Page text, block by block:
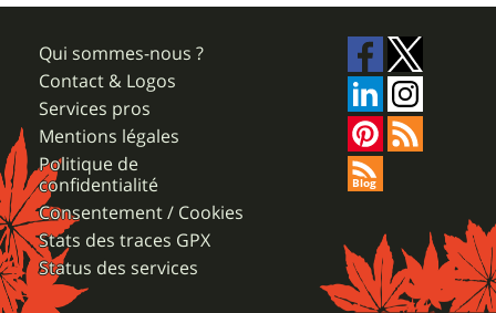
Qui sommes-nous ?
Contact & Logos
Services pros
Mentions légales
Politique de
confidentialité
Consentement / Cookies
Stats des traces GPX
Status des services